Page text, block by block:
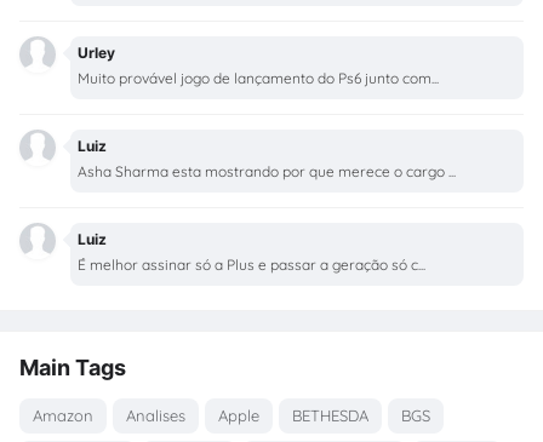
Urley
Muito provável jogo de lançamento do Ps6 junto com...
Luiz
Asha Sharma esta mostrando por que merece o cargo ...
Luiz
É melhor assinar só a Plus e passar a geração só c...
Main Tags
Amazon Analises Apple BETHESDA BGS